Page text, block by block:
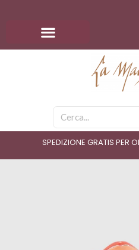
contenuto
Cerca
SPEDIZIONE GRATIS PER